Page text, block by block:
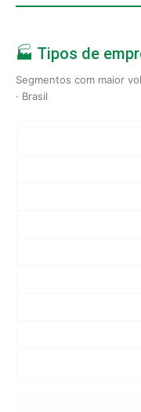
🏭 Tipos de
Segmentos com maior
· Brasil